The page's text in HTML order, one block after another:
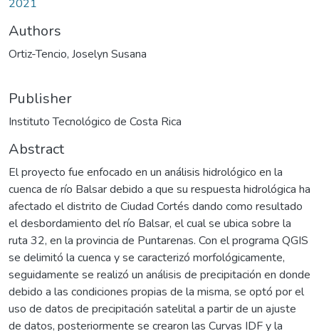
2021
Authors
Ortiz-Tencio, Joselyn Susana
Publisher
Instituto Tecnológico de Costa Rica
Abstract
El proyecto fue enfocado en un análisis hidrológico en la
cuenca de río Balsar debido a que su respuesta hidrológica ha
afectado el distrito de Ciudad Cortés dando como resultado
el desbordamiento del río Balsar, el cual se ubica sobre la
ruta 32, en la provincia de Puntarenas. Con el programa QGIS
se delimitó la cuenca y se caracterizó morfológicamente,
seguidamente se realizó un análisis de precipitación en donde
debido a las condiciones propias de la misma, se optó por el
uso de datos de precipitación satelital a partir de un ajuste
de datos, posteriormente se crearon las Curvas IDF y la